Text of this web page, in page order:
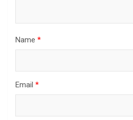
Name *
Email *